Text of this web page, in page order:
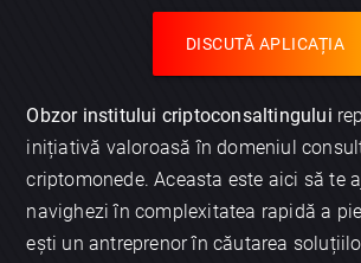
DISCUTĂ APLICAȚIA
Obzor institului criptoconsaltingului
inițiativă valoroasă în domeniul
criptomonede. Aceasta este aici să te
navighezi în complexitatea rapidă a
ești un antreprenor în căutarea